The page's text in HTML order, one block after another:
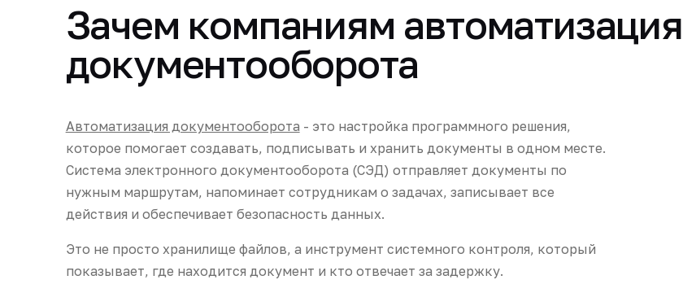
Зачем компаниям автоматизация
документооборота
Автоматизация документооборота- это настройка программного решения,
которое помогает создавать, подписывать и хранить документы в одном месте.
Система электронного документооборота (СЭД) отправляет документы по
нужным маршрутам, напоминает сотрудникам о задачах, записывает все
действия и обеспечивает безопасность данных.
Это не просто хранилище файлов, а инструмент системного контроля, который
показывает, где находится документ и кто отвечает за задержку.